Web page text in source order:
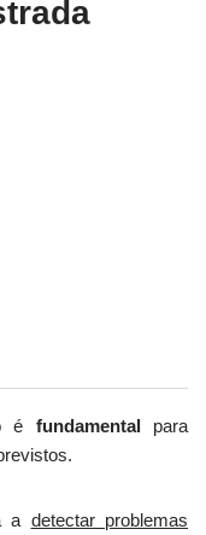
é fundamentalpara
a detectar problemas